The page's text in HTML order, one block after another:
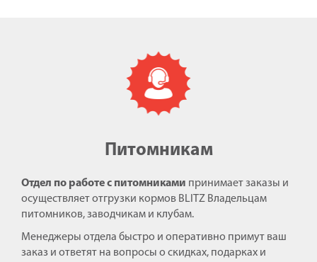
Питомникам
Отдел по работе с питомниками принимает заказы и
осуществляет отгрузки кормов BLITZ Владельцам
питомников, заводчикам и клубам.
Менеджеры отдела быстро и оперативно примут ваш
заказ и ответят на вопросы о скидках, подарках и